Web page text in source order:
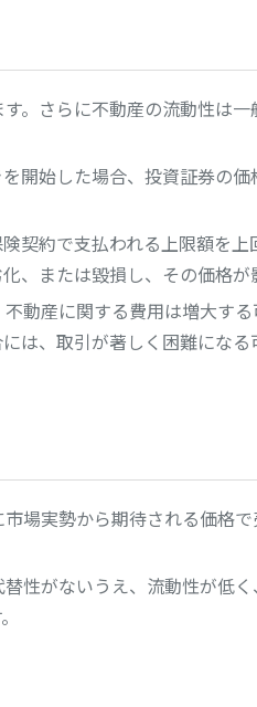
。さらに不動産の流動性は
開始した場合、投資証券の
契約で支払われる上限額を
または毀損し、その価格が
動産に関する費用は増大す
は、取引が著しく困難になる
場実勢から期待される価格
性がないうえ、流動性が低